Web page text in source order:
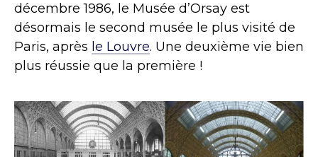
décembre 1986, le Musée d’Orsay est
désormais le second musée le plus visité de
Paris, après le Louvre. Une deuxième vie bien
plus réussie que la première !